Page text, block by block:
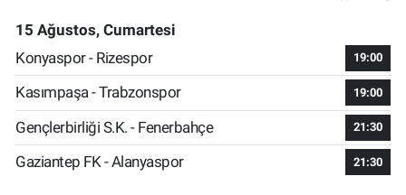
15 Ağustos, Cumartesi
Konyaspor - Rizespor
19:00
Kasımpaşa - Trabzonspor 19:00
Gençlerbirliği S.K. - Fenerbahçe 21:30
Gaziantep FK - Alanyaspor 21:30